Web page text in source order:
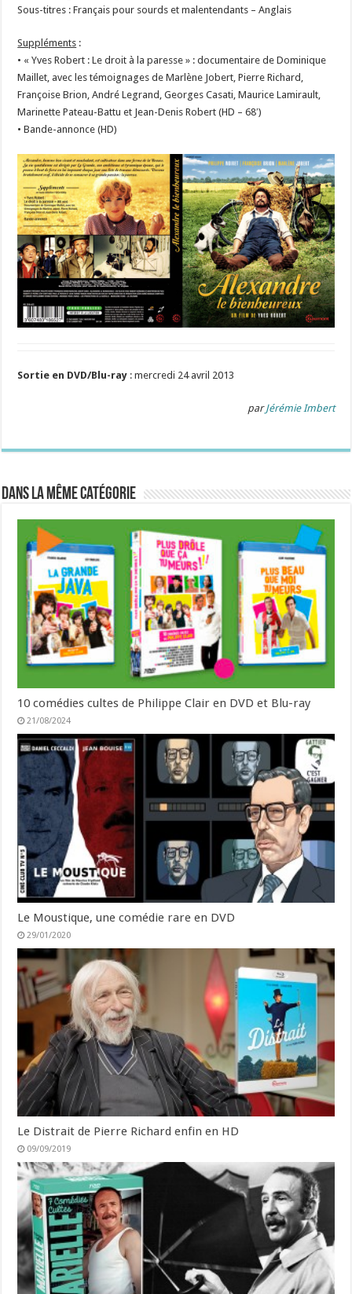
Sous-titres : Français pour sourds et malentendants – Anglais
Suppléments :
• « Yves Robert : Le droit à la paresse » : documentaire de Dominique
Maillet, avec les témoignages de Marlène Jobert, Pierre Richard,
Françoise Brion, André Legrand, Georges Casati, Maurice Lamirault,
Marinette Pateau-Battu et Jean-Denis Robert (HD – 68′)
• Bande-annonce (HD)
Sortie en DVD/Blu-ray : mercredi 24 avril 2013
parJérémie Imbert
Dans la même catégorie
10 comédies cultes de Philippe Clair en DVD et Blu-ray
21/08/2024
Le Moustique, une comédie rare en DVD
29/01/2020
Le Distrait de Pierre Richard enfin en HD
09/09/2019